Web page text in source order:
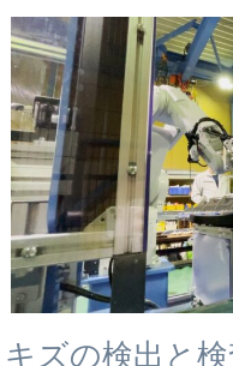
キズの検出と